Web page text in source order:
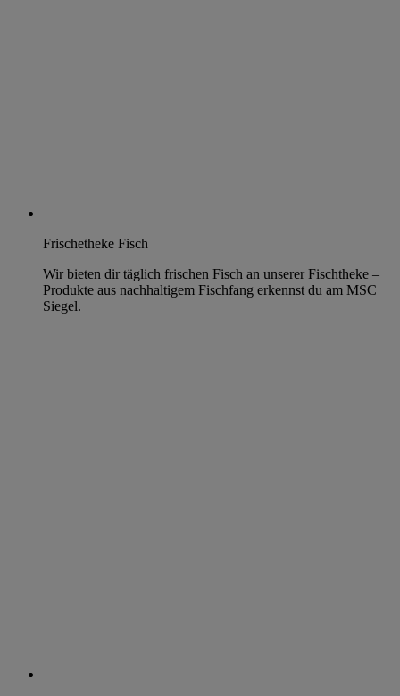
Frischetheke Fisch
Wir bieten dir täglich frischen Fisch an unserer Fischtheke –
Produkte aus nachhaltigem Fischfang erkennst du am MSC
Siegel.